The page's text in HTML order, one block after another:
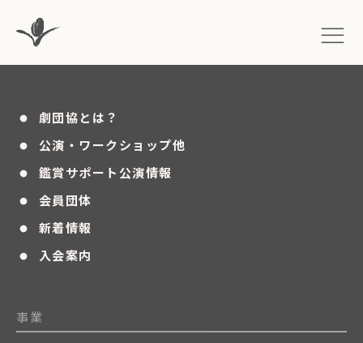
・ 劇団協とは？
・ 公演・ワークショップ他
・ 鑑賞サポート公演情報
・ 会員団体
・ 新着情報
・ 入会案内
事業